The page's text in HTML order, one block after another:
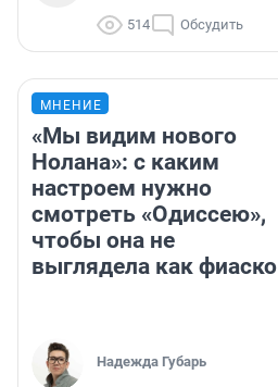
514 Обсудить
МНЕНИЕ
«Мы видим нового
Нолана»: с каким
настроем нужно
смотреть «Одиссею»,
чтобы она не
выглядела как фиаско
Надежда Губарь